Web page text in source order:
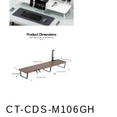
CT-CDS-M106GH